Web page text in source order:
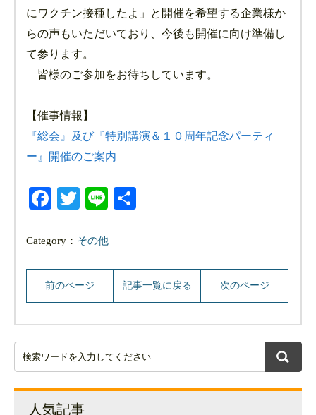
にワクチン接種したよ」と開催を希望する企業様か
らの声もいただいており、今後も開催に向け準備し
て参ります。
皆様のご参加をお待ちしています。
【催事情報】
『総会』及び『特別講演＆１０周年記念パーティ
ー』開催のご案内
Facebook
Twitter
Line
Category： その他
前のページ 記事一覧に戻る 次のページ
人気記事